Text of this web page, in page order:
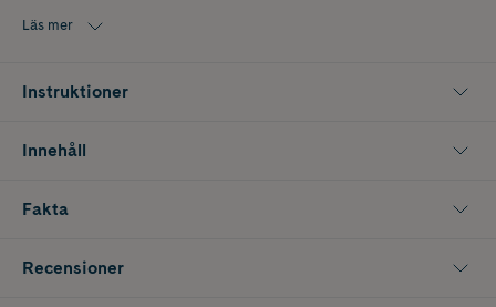
Läs mer
Instruktioner
Innehåll
Fakta
Recensioner